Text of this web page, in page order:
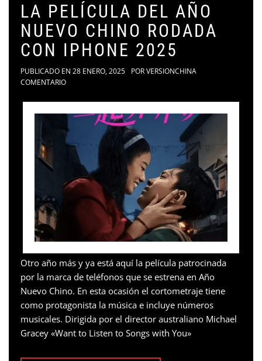
LA PELÍCULA DEL AÑO
NUEVO CHINO RODADA
CON IPHONE 2025
PUBLICADO EN 28 ENERO, 2025 PORVERSIONCHINA
COMENTARIO
Otro año más y ya está aquí la película patrocinada
por la marca de teléfonos que se estrena en Año
Nuevo Chino. En esta ocasión el cortometraje tiene
como protagonista la música e incluye números
musicales. Dirigida por el director australiano Michael
Gracey «Want to Listen to Songs with You»